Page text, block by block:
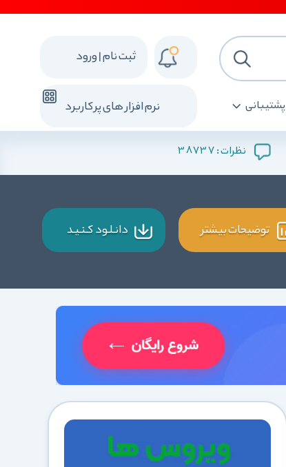
پشتیبانی نرم افزار های پرکاربرد
ثبت نام | ورود
نظرات :38737
توضیحات بیشتر دانـلـود کـنـیـد